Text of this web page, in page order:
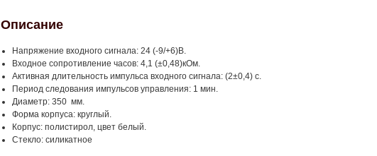
Описание
Напряжение входного сигнала: 24 (-9/+6)В.
Входное сопротивление часов: 4,1 (±0,48)кОм.
Активная длительность импульса входного сигнала: (2±0,4) с.
Период следования импульсов управления: 1 мин.
Диаметр: 350 мм.
Форма корпуса: круглый.
Корпус: полистирол, цвет белый.
Стекло: силикатное